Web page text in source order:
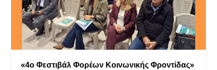
«4ο Φεστιβάλ Φορέων Κοινωνικής Φροντίδας»